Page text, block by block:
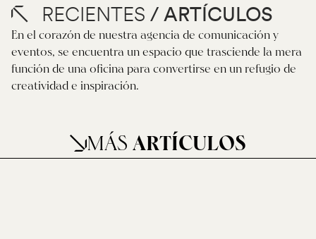
RECIENTES / ARTÍCULOS
En el corazón de nuestra agencia de comunicación y
eventos, se encuentra un espacio que trasciende la mera
función de una oficina para convertirse en un refugio de
creatividad e inspiración.
MÁS ARTÍCULOS